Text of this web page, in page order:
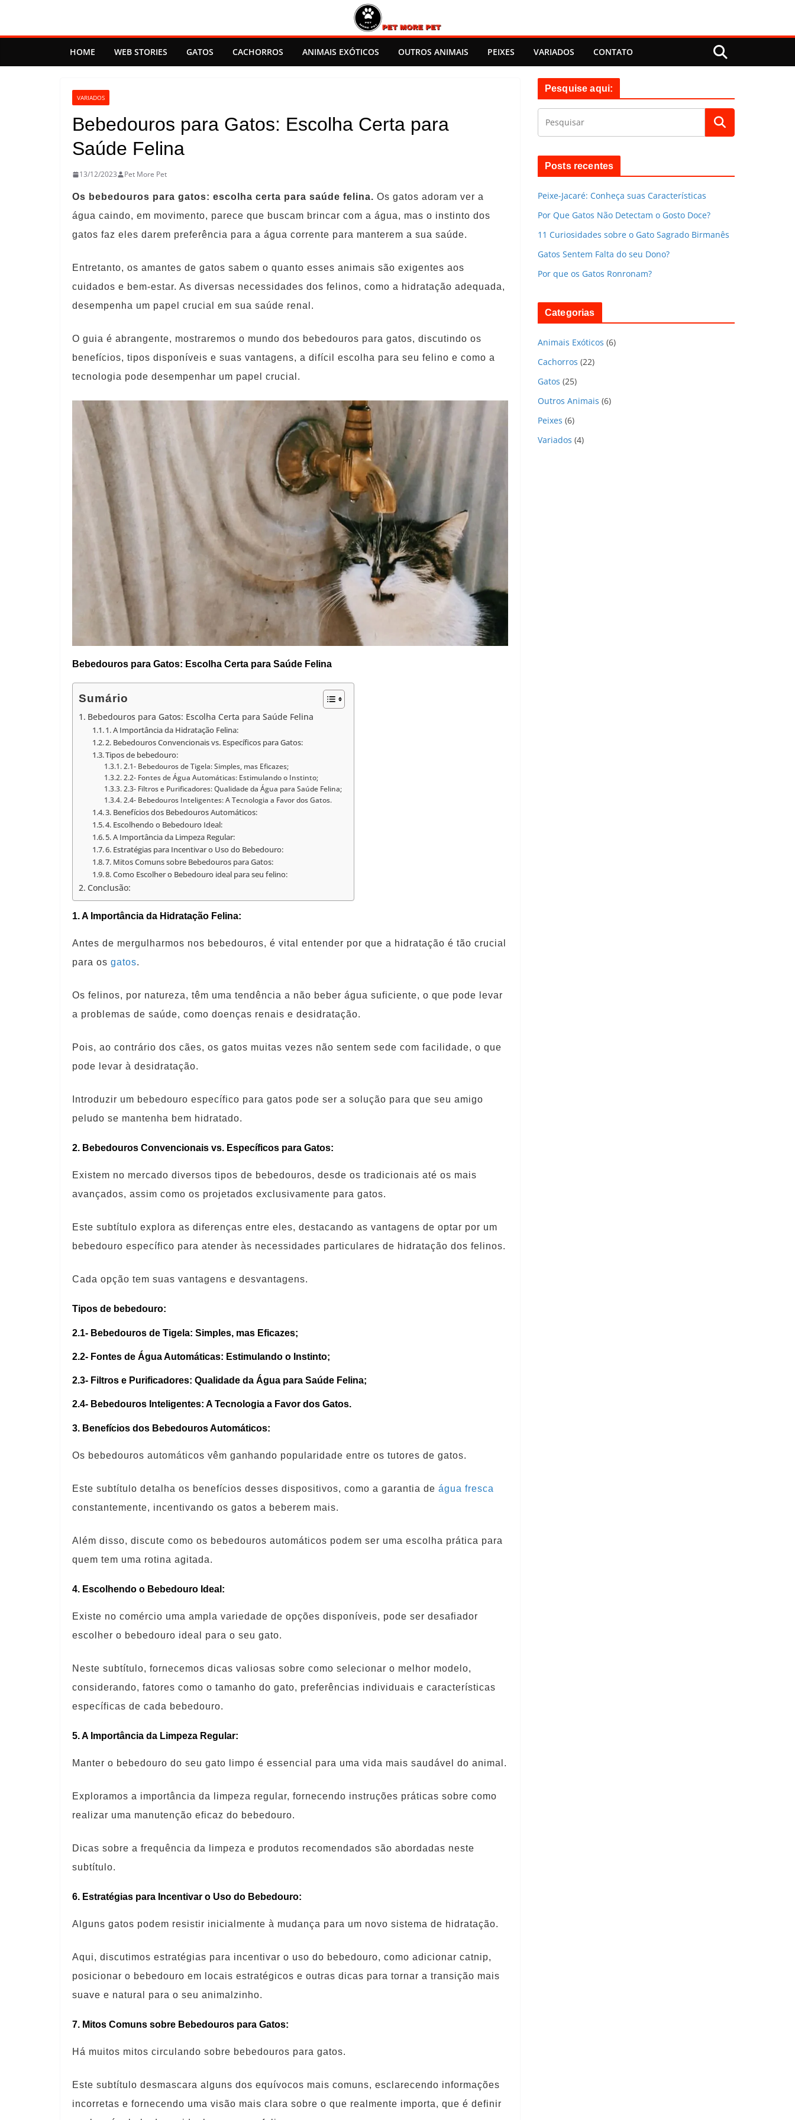
o
HOME WEB STORIES GATOS CACHORROS ANIMAIS EXÓTICOS OUTROS ANIMAIS PEIXES VARIADOS CONTATO
VARIADOS
Bebedouros para Gatos: Escolha Certa para
Saúde Felina
13/12/2023 Pet More Pet
Os bebedouros para gatos: escolha certa para saúde felina. Os gatos adoram ver a
água caindo, em movimento, parece que buscam brincar com a água, mas o instinto dos
gatos faz eles darem preferência para a água corrente para manterem a sua saúde.
Entretanto, os amantes de gatos sabem o quanto esses animais são exigentes aos
cuidados e bem-estar. As diversas necessidades dos felinos, como a hidratação adequada,
desempenha um papel crucial em sua saúde renal.
O guia é abrangente, mostraremos o mundo dos bebedouros para gatos, discutindo os
benefícios, tipos disponíveis e suas vantagens, a difícil escolha para seu felino e como a
tecnologia pode desempenhar um papel crucial.
Bebedouros para Gatos: Escolha Certa para Saúde Felina
Sumário
Bebedouros para Gatos: Escolha Certa para Saúde Felina
1. A Importância da Hidratação Felina:
2. Bebedouros Convencionais vs. Específicos para Gatos:
Tipos de bebedouro:
2.1- Bebedouros de Tigela: Simples, mas Eficazes;
2.2- Fontes de Água Automáticas: Estimulando o Instinto;
2.3- Filtros e Purificadores: Qualidade da Água para Saúde Felina;
2.4- Bebedouros Inteligentes: A Tecnologia a Favor dos Gatos.
3. Benefícios dos Bebedouros Automáticos:
4. Escolhendo o Bebedouro Ideal:
5. A Importância da Limpeza Regular:
6. Estratégias para Incentivar o Uso do Bebedouro:
7. Mitos Comuns sobre Bebedouros para Gatos:
8. Como Escolher o Bebedouro ideal para seu felino:
Conclusão:
1. A Importância da Hidratação Felina:
Antes de mergulharmos nos bebedouros, é vital entender por que a hidratação é tão crucial
para os gatos.
Os felinos, por natureza, têm uma tendência a não beber água suficiente, o que pode levar
a problemas de saúde, como doenças renais e desidratação.
Pois, ao contrário dos cães, os gatos muitas vezes não sentem sede com facilidade, o que
pode levar à desidratação.
Introduzir um bebedouro específico para gatos pode ser a solução para que seu amigo
peludo se mantenha bem hidratado.
2. Bebedouros Convencionais vs. Específicos para Gatos:
Existem no mercado diversos tipos de bebedouros, desde os tradicionais até os mais
avançados, assim como os projetados exclusivamente para gatos.
Este subtítulo explora as diferenças entre eles, destacando as vantagens de optar por um
bebedouro específico para atender às necessidades particulares de hidratação dos felinos.
Cada opção tem suas vantagens e desvantagens.
Tipos de bebedouro:
2.1- Bebedouros de Tigela: Simples, mas Eficazes;
2.2- Fontes de Água Automáticas: Estimulando o Instinto;
2.3- Filtros e Purificadores: Qualidade da Água para Saúde Felina;
2.4- Bebedouros Inteligentes: A Tecnologia a Favor dos Gatos.
3. Benefícios dos Bebedouros Automáticos:
Os bebedouros automáticos vêm ganhando popularidade entre os tutores de gatos.
Este subtítulo detalha os benefícios desses dispositivos, como a garantia de água fresca
constantemente, incentivando os gatos a beberem mais.
Além disso, discute como os bebedouros automáticos podem ser uma escolha prática para
quem tem uma rotina agitada.
4. Escolhendo o Bebedouro Ideal:
Existe no comércio uma ampla variedade de opções disponíveis, pode ser desafiador
escolher o bebedouro ideal para o seu gato.
Neste subtítulo, fornecemos dicas valiosas sobre como selecionar o melhor modelo,
considerando, fatores como o tamanho do gato, preferências individuais e características
específicas de cada bebedouro.
5. A Importância da Limpeza Regular:
Manter o bebedouro do seu gato limpo é essencial para uma vida mais saudável do animal.
Exploramos a importância da limpeza regular, fornecendo instruções práticas sobre como
realizar uma manutenção eficaz do bebedouro.
Dicas sobre a frequência da limpeza e produtos recomendados são abordadas neste
subtítulo.
6. Estratégias para Incentivar o Uso do Bebedouro:
Alguns gatos podem resistir inicialmente à mudança para um novo sistema de hidratação.
Aqui, discutimos estratégias para incentivar o uso do bebedouro, como adicionar catnip,
posicionar o bebedouro em locais estratégicos e outras dicas para tornar a transição mais
suave e natural para o seu animalzinho.
7. Mitos Comuns sobre Bebedouros para Gatos:
Há muitos mitos circulando sobre bebedouros para gatos.
Este subtítulo desmascara alguns dos equívocos mais comuns, esclarecendo informações
incorretas e fornecendo uma visão mais clara sobre o que realmente importa, que é definir
Pesquise aqui:
Posts recentes
Peixe-Jacaré: Conheça suas Características
Por Que Gatos Não Detectam o Gosto Doce?
11 Curiosidades sobre o Gato Sagrado Birmanês
Gatos Sentem Falta do seu Dono?
Por que os Gatos Ronronam?
Categorias
Animais Exóticos (6)
Cachorros (22)
Gatos (25)
Outros Animais (6)
Peixes (6)
Variados (4)